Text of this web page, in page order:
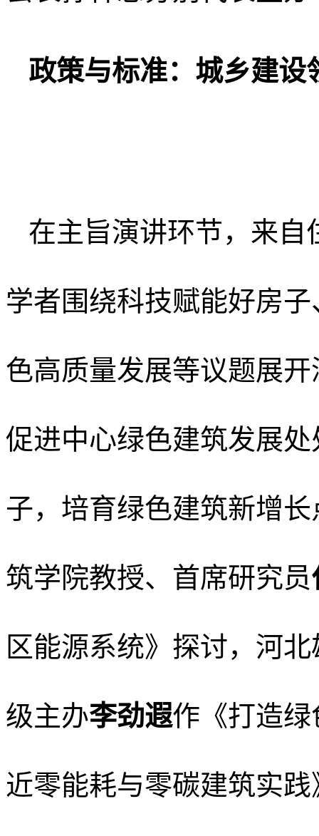
政策与标准：城乡建设
在主旨演讲环节，来自
学者围绕科技赋能好房
色高质量发展等议题展
促进中心绿色建筑发展处
子，培育绿色建筑新增
筑学院教授、首席研究员
区能源系统》探讨，河
级主办李劲遐作《打造
近零能耗与零碳建筑实践